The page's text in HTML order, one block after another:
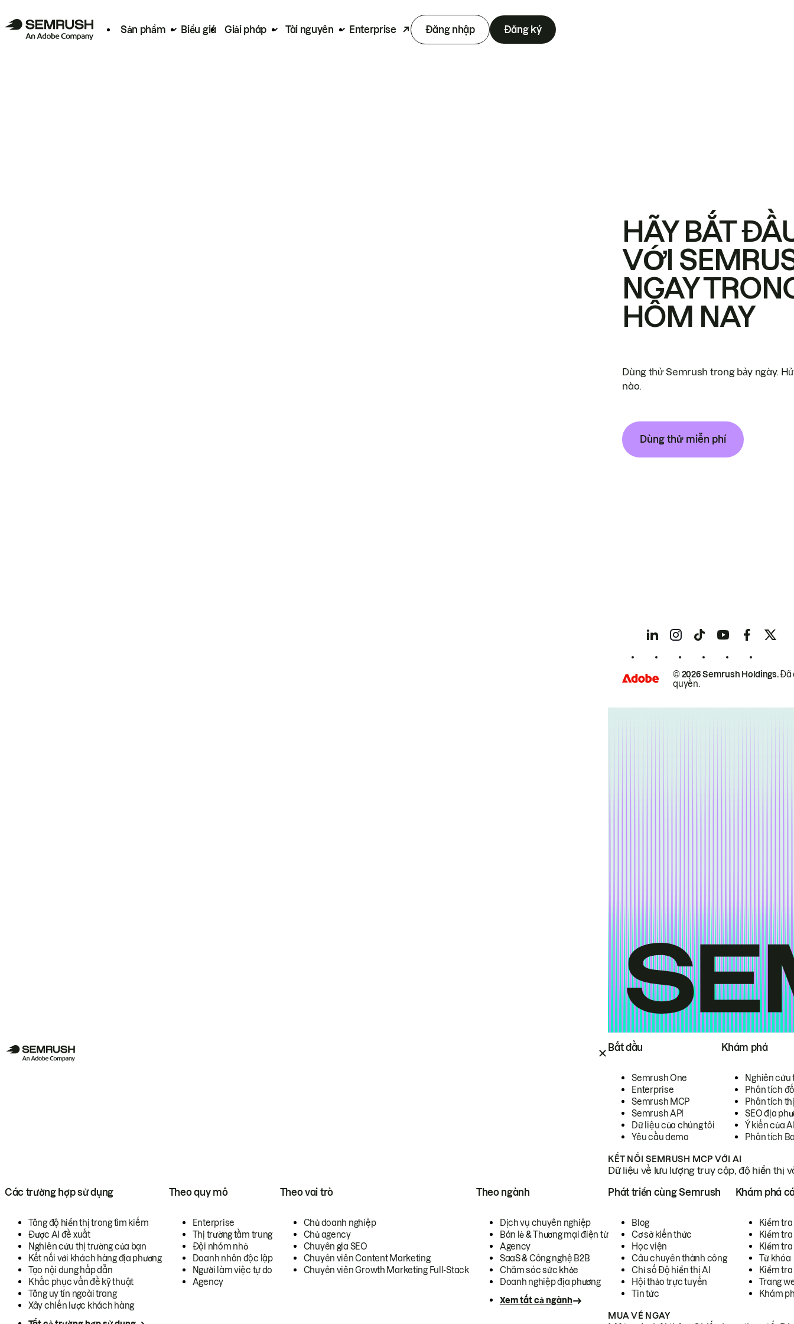
Sản phẩm Biểu giá Giải pháp Tài nguyên Enterprise Đăng nhập Đăng ký
Bắt đầu
Semrush One
Enterprise
Semrush MCP
Semrush API
Dữ liệu của chúng tôi
Yêu cầu demo
Khám phá
Nghiên cứu
Phân tích
Phân tích
SEO địa
Ý kiến của
Phân tích
KẾT NỐI SEMRUSH MCP VỚI AI
Dữ liệu về lưu lượng truy cập, độ hiển thị
Các trường hợp sử dụng
Tăng độ hiển thị trong tìm kiếm
Được AI đề xuất
Nghiên cứu thị trường của bạn
Kết nối với khách hàng địa phương
Tạo nội dung hấp dẫn
Khắc phục vấn đề kỹ thuật
Tăng uy tín ngoài trang
Xây chiến lược khách hàng
Theo quy mô
Enterprise
Thị trường tầm trung
Đội nhóm nhỏ
Doanh nhân độc lập
Người làm việc tự do
Agency
Theo vai trò
Chủ doanh nghiệp
Chủ agency
Chuyên gia SEO
Chuyên viên Content Marketing
Chuyên viên Growth Marketing Full-Stack
Theo ngành
Dịch vụ chuyên nghiệp
Bán lẻ & Thương mại điện tử
Agency
SaaS & Công nghệ B2B
Chăm sóc sức khỏe
Doanh nghiệp địa phương
Xem tất cả ngành
Phát triển cùng Semrush
Blog
Cơ sở kiến thức
Học viện
Câu chuyên thành công
Chỉ số Độ hiển thị AI
Hội thảo trực tuyến
Tin tức
Khám phá
Kiểm
Kiểm tra
Kiểm
Từ khóa
Kiểm
Trang
Khám
MUA VÉ NGAY
HÃY BẮT
VỚI
NGAY
HÔM NAY
Dùng thử Semrush trong bảy ngày.
nào.
Dùng thử miễn phí
© 2026 Semrush Holdings.Đã
quyền.